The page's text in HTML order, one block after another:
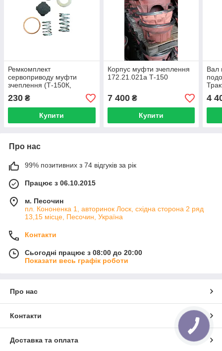
Ремкомплект
сервоприводу муфти
зчеплення (Т-150К,
Т-151К, Т-156К)
230 ₴
Купити
Корпус муфти зчеплення
172.21.021а Т-150
7 400₴
Купити
Вал
4
Про нас
99% позитивних з 74 відгуків за рік
Працює з 06.10.2015
м. Песочин
пл. Кононенка 1, авторинок Лоск, східна сторона 2 ряд
13,15 місце, Песочин, Україна
Контакти
Сьогодні працює з 08:00 до 20:00
Показати весь графік роботи
Про нас
Контакти
Доставка та оплата